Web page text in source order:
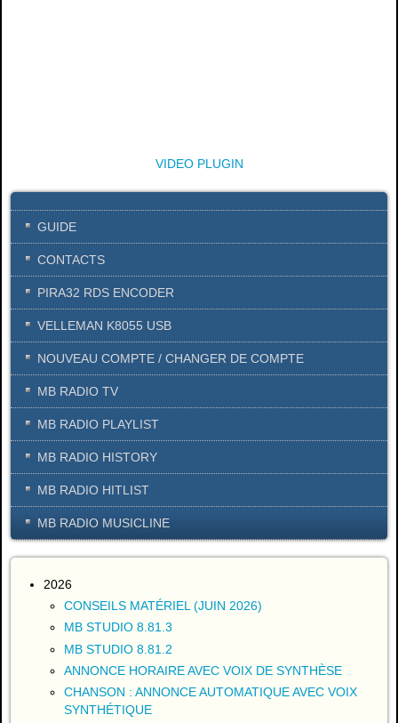
VIDEO PLUGIN
GUIDE
CONTACTS
PIRA32 RDS ENCODER
VELLEMAN K8055 USB
NOUVEAU COMPTE / CHANGER DE COMPTE
MB RADIO TV
MB RADIO PLAYLIST
MB RADIO HISTORY
MB RADIO HITLIST
MB RADIO MUSICLINE
2026
CONSEILS MATÉRIEL (JUIN 2026)
MB STUDIO 8.81.3
MB STUDIO 8.81.2
ANNONCE HORAIRE AVEC VOIX DE SYNTHÈSE
CHANSON : ANNONCE AUTOMATIQUE AVEC VOIX
SYNTHÉTIQUE